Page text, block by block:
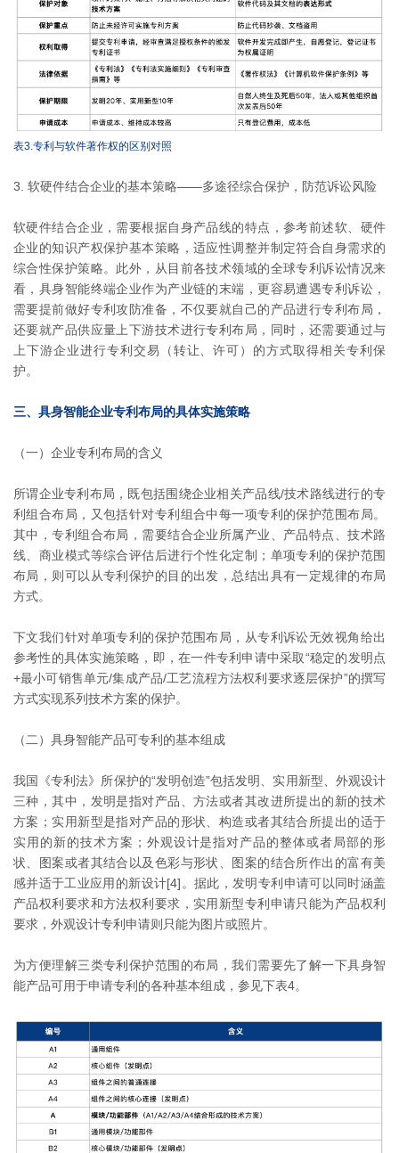
表3.专利与软件著作权的区别对照
3. 软硬件结合企业的基本策略——多途径综合保护，防范诉讼风险
软硬件结合企业，需要根据自身产品线的特点，参考前述软、硬件
企业的知识产权保护基本策略，适应性调整并制定符合自身需求的
综合性保护策略。此外，从目前各技术领域的全球专利诉讼情况来
看，具身智能终端企业作为产业链的末端，更容易遭遇专利诉讼，
需要提前做好专利攻防准备，不仅要就自己的产品进行专利布局，
还要就产品供应量上下游技术进行专利布局，同时，还需要通过与
上下游企业进行专利交易（转让、许可）的方式取得相关专利保
护。
三、具身智能企业专利布局的具体实施策略
（一）企业专利布局的含义
所谓企业专利布局，既包括围绕企业相关产品线/技术路线进行的专
利组合布局，又包括针对专利组合中每一项专利的保护范围布局。
其中，专利组合布局，需要结合企业所属产业、产品特点、技术路
线、商业模式等综合评估后进行个性化定制；单项专利的保护范围
布局，则可以从专利保护的目的出发，总结出具有一定规律的布局
方式。
下文我们针对单项专利的保护范围布局，从专利诉讼无效视角给出
参考性的具体实施策略，即，在一件专利申请中采取“稳定的发明点
+最小可销售单元/集成产品/工艺流程方法权利要求逐层保护”的撰写
方式实现系列技术方案的保护。
（二）具身智能产品可专利的基本组成
我国《专利法》所保护的“发明创造”包括发明、实用新型、外观设计
三种，其中，发明是指对产品、方法或者其改进所提出的新的技术
方案；实用新型是指对产品的形状、构造或者其结合所提出的适于
实用的新的技术方案；外观设计是指对产品的整体或者局部的形
状、图案或者其结合以及色彩与形状、图案的结合所作出的富有美
感并适于工业应用的新设计[4]。据此，发明专利申请可以同时涵盖
产品权利要求和方法权利要求，实用新型专利申请只能为产品权利
要求，外观设计专利申请则只能为图片或照片。
为方便理解三类专利保护范围的布局，我们需要先了解一下具身智
能产品可用于申请专利的各种基本组成，参见下表4。